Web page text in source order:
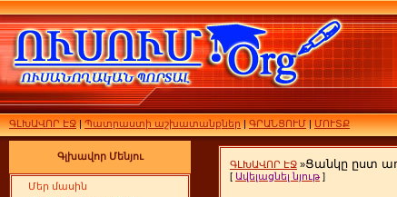
ԳԼԽԱՎՈՐ ԷՋ|Պատրաստի աշխատանքներ|ԳՐԱՆՑՈՒՄ|ՄՈՒՏՔ
Գլխավոր Մենյու
Մեր մասին
ԳԼԽԱՎՈՐ ԷՋ »Ցանկը ըստ
[ Ավելացնել նյութ]